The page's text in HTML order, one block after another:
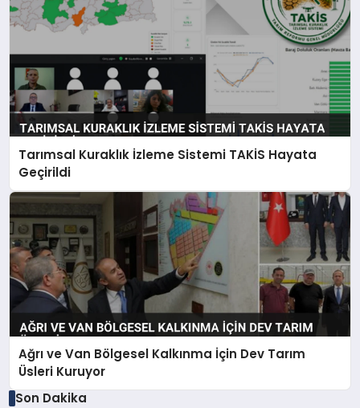
Tarımsal Kuraklık İzleme Sistemi TAKİS Hayata
Geçirildi
Ağrı ve Van Bölgesel Kalkınma İçin Dev Tarım
Üsleri Kuruyor
Son Dakika